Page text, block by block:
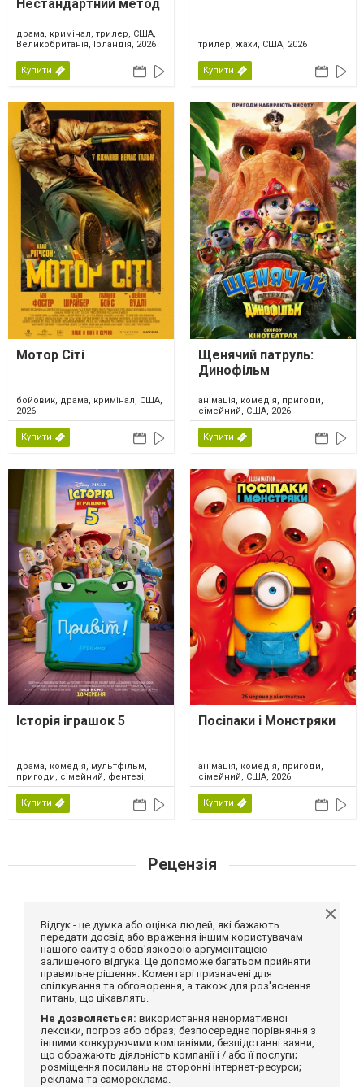
Нестандартний метод
драма, кримінал, трилер, США,
Великобританія, Ірландія, 2026
Купити
трилер, жахи, США, 2026
Купити
Мотор Сіті
бойовик, драма, кримінал, США,
2026
Купити
Щенячий патруль:
Динофільм
анімація, комедія, пригоди,
сімейний, США, 2026
Купити
Історія іграшок 5
драма, комедія, мультфільм,
пригоди, сімейний, фентезі,
США, 2026
Купити
Посіпаки і Монстряки
анімація, комедія, пригоди,
сімейний, США, 2026
Купити
Рецензія
Відгук - це думка або оцінка людей, які бажають
передати досвід або враження іншим користувачам
нашого сайту з обов'язковою аргументацією
залишеного відгука. Це допоможе багатьом прийняти
правильне рішення. Коментарі призначені для
спілкування та обговорення, а також для роз'яснення
питань, що цікавлять.
Не дозволяється: використання ненормативної
лексики, погроз або образ; безпосереднє порівняння з
іншими конкуруючими компаніями; безпідставні заяви,
що ображають діяльність компанії і / або її послуги;
розміщення посилань на сторонні інтернет-ресурси;
реклама та самореклама.